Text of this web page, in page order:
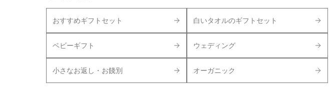
おすすめギフトセット 白いタオルのギフトセット
ベビーギフト ウェディング
小さなお返し・お餞別 オーガニック